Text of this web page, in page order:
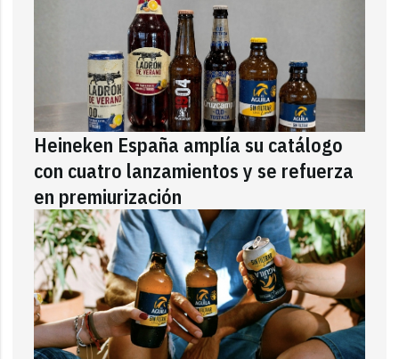
Heineken España amplía su catálogo
con cuatro lanzamientos y se refuerza
en premiurización